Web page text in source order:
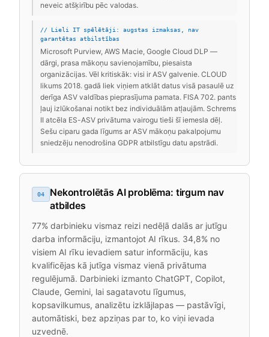
neveic atšķirību pēc valodas.
// Lieli IT spēlētāji: augstas izmaksas, nav
garantētas atbilstības
Microsoft Purview, AWS Macie, Google Cloud DLP —
dārgi, prasa mākoņu savienojamību, piesaista
organizācijas. Vēl kritiskāk: visi ir ASV galvenie. CLOUD
likums 2018. gadā liek viņiem atklāt datus visā pasaulē uz
derīga ASV valdības pieprasījuma pamata. FISA 702. pants
ļauj izlūkošanai notikt bez individuālām atļaujām. Schrems
II atcēla ES-ASV privātuma vairogu tieši šī iemesla dēļ.
Sešu ciparu gada līgums ar ASV mākoņu pakalpojumu
sniedzēju nenodrošina GDPR atbilstīgu datu apstrādi.
04
Nekontrolētās AI problēma: tirgum nav
atbildes
77% darbinieku vismaz reizi nedēļā dalās ar jutīgu
darba informāciju, izmantojot AI rīkus. 34,8% no
visiem AI rīku ievadiem satur informāciju, kas
kvalificējas kā jutīga vismaz vienā privātuma
regulējumā. Darbinieki izmanto ChatGPT, Copilot,
Claude, Gemini, lai sagatavotu līgumus,
kopsavilkumus, analizētu izklājlapas — pastāvīgi,
automātiski, bez apziņas par to, ko viņi ievada
uzvednē.